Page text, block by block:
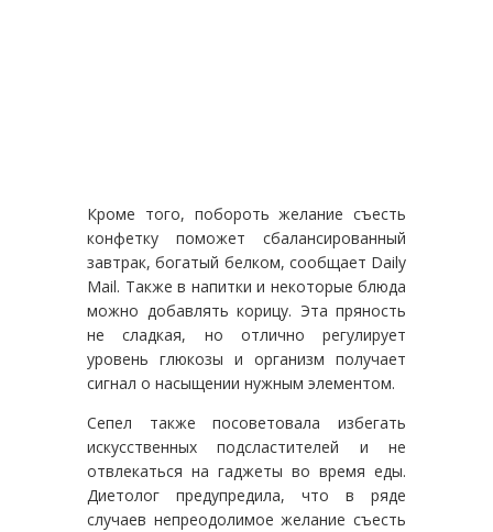
Кроме того, побороть желание съесть
конфетку поможет сбалансированный
завтрак, богатый белком, сообщает Daily
Mail. Также в напитки и некоторые блюда
можно добавлять корицу. Эта пряность
не сладкая, но отлично регулирует
уровень глюкозы и организм получает
сигнал о насыщении нужным элементом.
Сепел также посоветовала избегать
искусственных подсластителей и не
отвлекаться на гаджеты во время еды.
Диетолог предупредила, что в ряде
случаев непреодолимое желание съесть